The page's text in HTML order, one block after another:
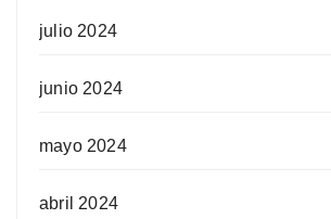
julio 2024
junio 2024
mayo 2024
abril 2024